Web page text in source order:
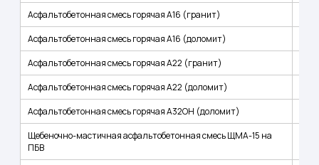
Асфальтобетонная смесь горячая А16 (гранит)
Асфальтобетонная смесь горячая А16 (доломит)
Асфальтобетонная смесь горячая А22 (гранит)
Асфальтобетонная смесь горячая А22 (доломит)
Асфальтобетонная смесь горячая А32ОН (доломит)
Щебеночно-мастичная асфальтобетонная смесь ЩМА-15 на
ПБВ